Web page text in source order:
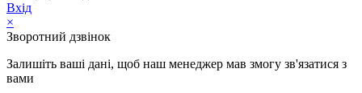
Вхід
×
Зворотний дзвінок
Залишіть ваші дані, щоб наш менеджер мав змогу зв'язатися з
вами